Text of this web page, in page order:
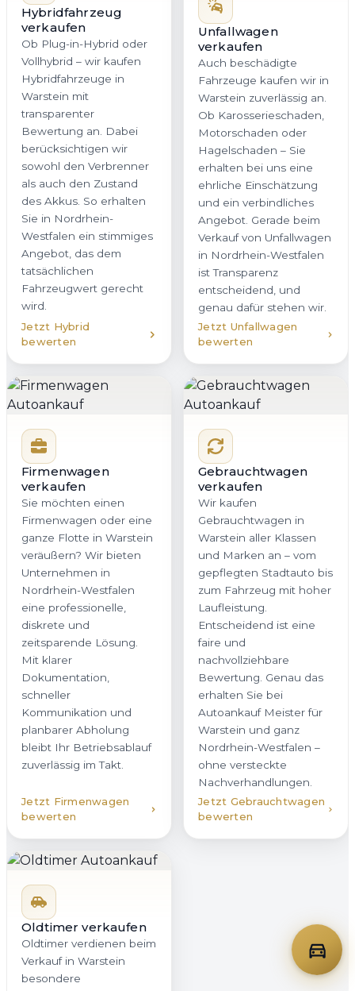
Hybridfahrzeug
verkaufen
Ob Plug-in-Hybrid oder
Vollhybrid – wir kaufen
Hybridfahrzeuge in
Warstein mit
transparenter
Bewertung an. Dabei
berücksichtigen wir
sowohl den Verbrenner
als auch den Zustand
des Akkus. So erhalten
Sie in Nordrhein-
Westfalen ein stimmiges
Angebot, das dem
tatsächlichen
Fahrzeugwert gerecht
wird.
Jetzt Hybrid
bewerten
Unfallwagen
verkaufen
Auch beschädigte
Fahrzeuge kaufen wir in
Warstein zuverlässig an.
Ob Karosserieschaden,
Motorschaden oder
Hagelschaden – Sie
erhalten bei uns eine
ehrliche Einschätzung
und ein verbindliches
Angebot. Gerade beim
Verkauf von Unfallwagen
in Nordrhein-Westfalen
ist Transparenz
entscheidend, und
genau dafür stehen wir.
Jetzt Unfallwagen
bewerten
Firmenwagen
verkaufen
Sie möchten einen
Firmenwagen oder eine
ganze Flotte in Warstein
veräußern? Wir bieten
Unternehmen in
Nordrhein-Westfalen
eine professionelle,
diskrete und
zeitsparende Lösung.
Mit klarer
Dokumentation,
schneller
Kommunikation und
planbarer Abholung
bleibt Ihr Betriebsablauf
zuverlässig im Takt.
Jetzt Firmenwagen
bewerten
Gebrauchtwagen
verkaufen
Wir kaufen
Gebrauchtwagen in
Warstein aller Klassen
und Marken an – vom
gepflegten Stadtauto bis
zum Fahrzeug mit hoher
Laufleistung.
Entscheidend ist eine
faire und
nachvollziehbare
Bewertung. Genau das
erhalten Sie bei
Autoankauf Meister für
Warstein und ganz
Nordrhein-Westfalen –
ohne versteckte
Nachverhandlungen.
Jetzt Gebrauchtwagen
bewerten
Oldtimer verkaufen
Oldtimer verdienen beim
Verkauf in Warstein
besondere